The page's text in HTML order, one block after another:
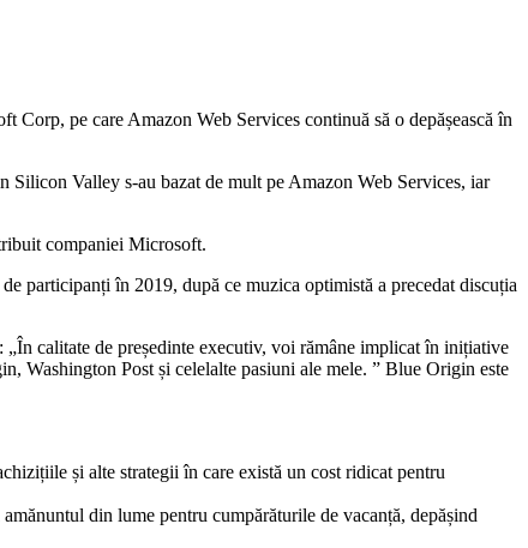
pe care Amazon Web Services continuă să o depășească în
Valley s-au bazat de mult pe Amazon Web Services, iar
companiei Microsoft.
participanți în 2019, după ce muzica optimistă a precedat discuția
calitate de președinte executiv, voi rămâne implicat în inițiative
Washington Post și celelalte pasiuni ale mele. ” Blue Origin este
și alte strategii în care există un cost ridicat pentru
din lume pentru cumpărăturile de vacanță, depășind